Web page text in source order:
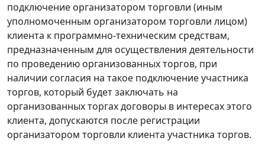
подключение организатором торговли (иным
уполномоченным организатором торговли лицом)
клиента к программно-техническим средствам,
предназначенным для осуществления деятельности
по проведению организованных торгов, при
наличии согласия на такое подключение участника
торгов, который будет заключать на
организованных торгах договоры в интересах этого
клиента, допускаются после регистрации
организатором торговли клиента участника торгов.